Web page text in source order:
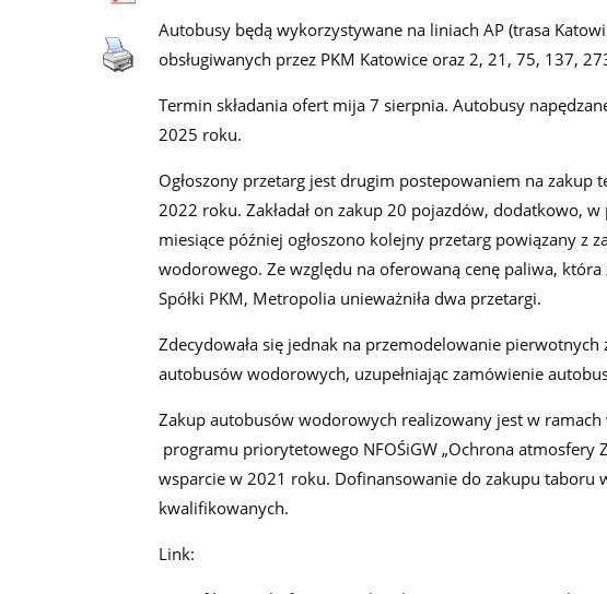
Autobusy będą wykorzystywane na liniach AP (trasa
obsługiwanych przez PKM Katowice oraz 2, 21, 75, 137,
Termin składania ofert mija 7 sierpnia. Autobusy
2025 roku.
Ogłoszony przetarg jest drugim postepowaniem na zakup
2022 roku. Zakładał on zakup 20 pojazdów, dodatkowo,
miesiące później ogłoszono kolejny przetarg powiązany
wodorowego. Ze względu na oferowaną cenę paliwa, która
Spółki PKM, Metropolia unieważniła dwa przetargi.
Zdecydowała się jednak na przemodelowanie
autobusów wodorowych, uzupełniając zamówienie
Zakup autobusów wodorowych realizowany jest w ramach
programu priorytetowego NFOŚiGW „Ochrona atmosfery
wsparcie w 2021 roku. Dofinansowanie do zakupu taboru
kwalifikowanych.
Link: